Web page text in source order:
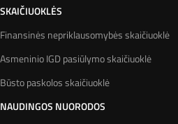
SKAIČIUOKLĖS
Finansinės nepriklausomybės skaičiuoklė
Asmeninio IGD pasiūlymo skaičiuoklė
Būsto paskolos skaičiuoklė
NAUDINGOS NUORODOS